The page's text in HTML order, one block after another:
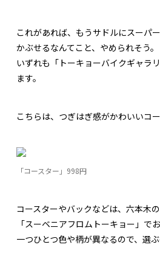
これがあれば、もうサドルにスーパ
かぶせるなんてこと、やめられそう。
いずれも「トーキョーバイクギャラ
ます。
こちらは、つぎはぎ感がかわいいコー
「コースター」998円
コースターやバックなどは、六本木
「スーベニアフロムトーキョー」で
一つひとつ色や柄が異なるので、選ぶ